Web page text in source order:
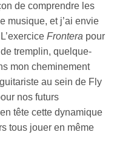
de comprendre les
musique, et j’ai envie
Frontera pour
tremplin, quelque-
mon cheminement
au sein de Fly
nos futurs
tête cette dynamique
tous jouer en même